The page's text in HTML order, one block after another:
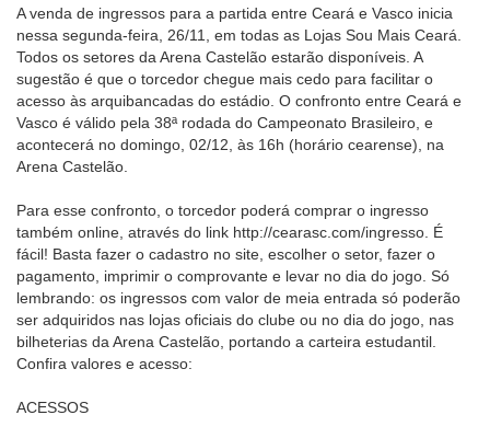
A venda de ingressos para a partida entre Ceará e Vasco inicia
nessa segunda-feira, 26/11, em todas as Lojas Sou Mais Ceará.
Todos os setores da Arena Castelão estarão disponíveis. A
sugestão é que o torcedor chegue mais cedo para facilitar o
acesso às arquibancadas do estádio. O confronto entre Ceará e
Vasco é válido pela 38ª rodada do Campeonato Brasileiro, e
acontecerá no domingo, 02/12, às 16h (horário cearense), na
Arena Castelão.
Para esse confronto, o torcedor poderá comprar o ingresso
também online, através do link http://cearasc.com/ingresso. É
fácil! Basta fazer o cadastro no site, escolher o setor, fazer o
pagamento, imprimir o comprovante e levar no dia do jogo. Só
lembrando: os ingressos com valor de meia entrada só poderão
ser adquiridos nas lojas oficiais do clube ou no dia do jogo, nas
bilheterias da Arena Castelão, portando a carteira estudantil.
Confira valores e acesso:
ACESSOS